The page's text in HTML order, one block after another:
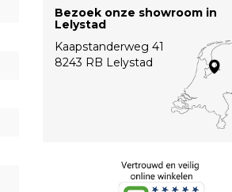
Bezoek onze showroom in
Lelystad
Kaapstanderweg 41
8243 RB Lelystad